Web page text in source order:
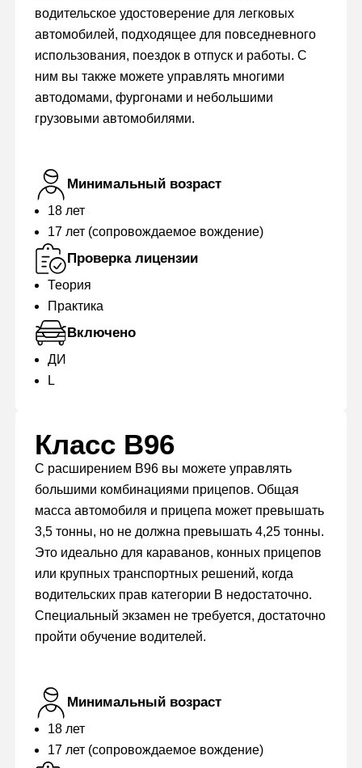
водительское удостоверение для легковых
автомобилей, подходящее для повседневного
использования, поездок в отпуск и работы. С
ним вы также можете управлять многими
автодомами, фургонами и небольшими
грузовыми автомобилями.
Минимальный возраст
18 лет
17 лет (сопровождаемое вождение)
Проверка лицензии
Теория
Практика
Включено
ДИ
L
Класс B96
С расширением B96 вы можете управлять
большими комбинациями прицепов. Общая
масса автомобиля и прицепа может превышать
3,5 тонны, но не должна превышать 4,25 тонны.
Это идеально для караванов, конных прицепов
или крупных транспортных решений, когда
водительских прав категории B недостаточно.
Специальный экзамен не требуется, достаточно
пройти обучение водителей.
Минимальный возраст
18 лет
17 лет (сопровождаемое вождение)